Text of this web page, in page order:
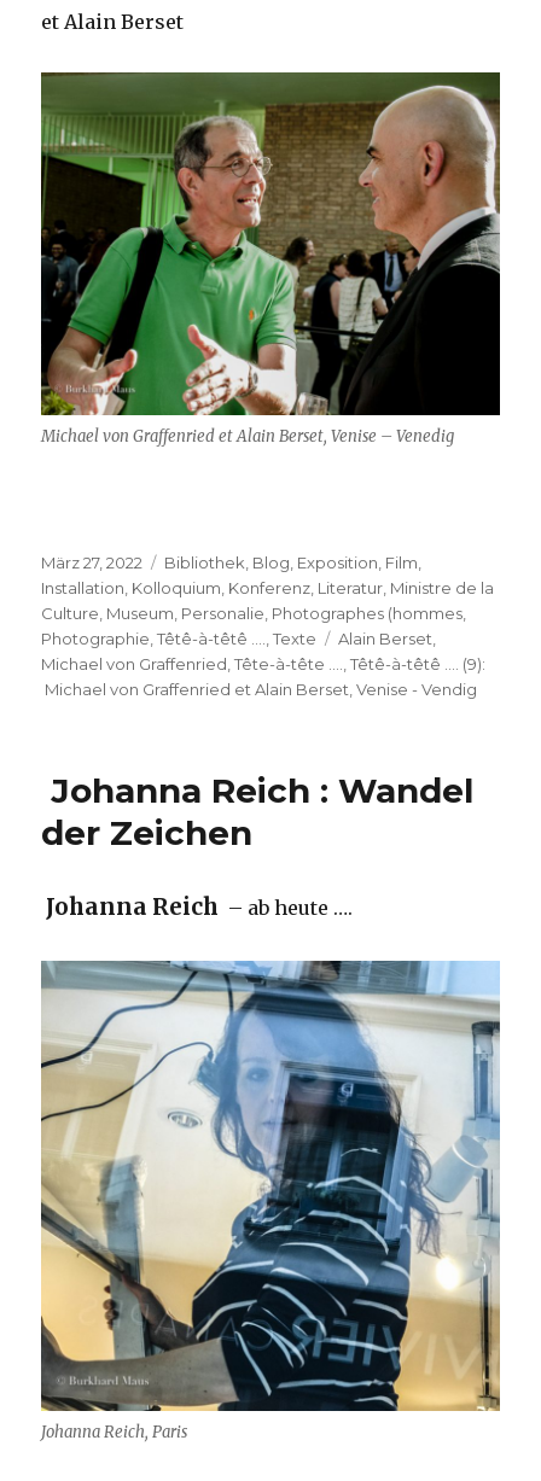
et Alain Berset
Michael von Graffenried et Alain Berset, Venise – Venedig
Veröffentlicht
am
März 27, 2022 Kategorien
Bibliothek Blog Exposition Film
Installation Kolloquium Konferenz Literatur Ministre de la
Culture Museum Personalie Photographes (hommes
Photographie ,Têtê-à-têtê .... ,Texte Schlagwörter
Alain Berset
Michael von Graffenried ,Tête-à-tête …. ,Têtê-à-têtê …. (9):
Michael von Graffenried et Alain Berset ,Venise - Vendig
Johanna Reich : Wandel
der Zeichen
Johanna Reich – ab heute ….
Johanna Reich, Paris